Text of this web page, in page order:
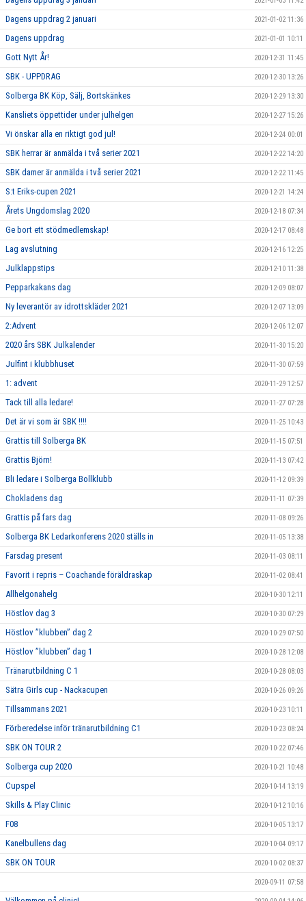
Dagens uppdrag 2 januari 2021-01-02 11:36
Dagens uppdrag 2021-01-01 10:11
Gott Nytt År! 2020-12-31 11:45
SBK - UPPDRAG 2020-12-30 13:26
Solberga BK Köp, Sälj, Bortskänkes 2020-12-29 13:30
Kansliets öppettider under julhelgen 2020-12-27 15:26
Vi önskar alla en riktigt god jul! 2020-12-24 00:01
SBK herrar är anmälda i två serier 2021 2020-12-22 14:20
SBK damer är anmälda i två serier 2021 2020-12-22 11:45
S:t Eriks-cupen 2021 2020-12-21 14:24
Årets Ungdomslag 2020 2020-12-18 07:34
Ge bort ett stödmedlemskap! 2020-12-17 08:48
Lag avslutning 2020-12-16 12:25
Julklappstips 2020-12-10 11:38
Pepparkakans dag 2020-12-09 08:07
Ny leverantör av idrottskläder 2021 2020-12-07 13:09
2:Advent 2020-12-06 12:07
2020 års SBK Julkalender 2020-11-30 15:20
Julfint i klubbhuset 2020-11-30 07:59
1: advent 2020-11-29 12:57
Tack till alla ledare! 2020-11-27 07:28
Det är vi som är SBK !!!! 2020-11-25 10:43
Grattis till Solberga BK 2020-11-15 07:51
Grattis Björn! 2020-11-13 07:42
Bli ledare i Solberga Bollklubb 2020-11-12 09:39
Chokladens dag 2020-11-11 07:39
Grattis på fars dag 2020-11-08 09:26
Solberga BK Ledarkonferens 2020 ställs in 2020-11-05 13:38
Farsdag present 2020-11-03 08:11
Favorit i repris – Coachande föräldraskap 2020-11-02 08:41
Allhelgonahelg 2020-10-30 12:11
Höstlov dag 3 2020-10-30 07:29
Höstlov ”klubben” dag 2 2020-10-29 07:50
Höstlov ”klubben” dag 1 2020-10-28 12:08
Tränarutbildning C 1 2020-10-28 08:03
Sätra Girls cup - Nackacupen 2020-10-26 09:26
Tillsammans 2021 2020-10-23 10:11
Förberedelse inför tränarutbildning C1 2020-10-23 08:24
SBK ON TOUR 2 2020-10-22 07:46
Solberga cup 2020 2020-10-21 10:48
Cupspel 2020-10-14 13:19
Skills & Play Clinic 2020-10-12 10:16
F08 2020-10-05 13:17
Kanelbullens dag 2020-10-04 09:17
SBK ON TOUR 2020-10-02 08:37
2020-09-11 07:58